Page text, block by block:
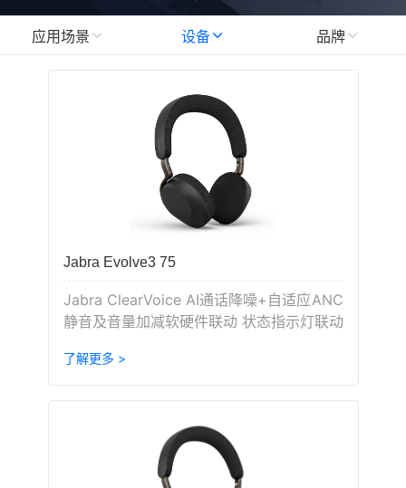
应用场景 设备 品牌
Jabra Evolve3 75
Jabra ClearVoice AI通话降噪+自适应ANC
静音及音量加减软硬件联动 状态指示灯联动
了解更多 >